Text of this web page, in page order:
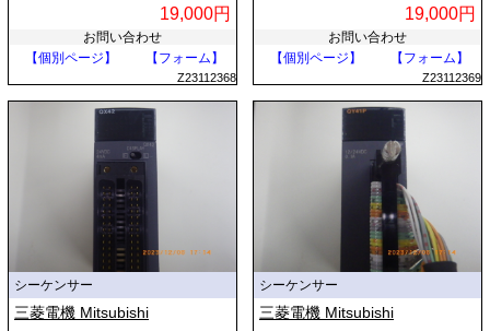
19,000円
お問い合わせ
【個別ページ】
【フォーム】
Z23112368
19,000円
お問い合わせ
【個別ページ】
【フォーム】
Z23112369
シーケンサー
三菱電機 Mitsubishi
シーケンサー
三菱電機 Mitsubishi